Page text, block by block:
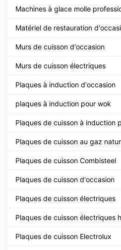
Machines à glace molle
Matériel de restauration
Murs de cuisson d'occasion
Murs de cuisson électriques
Plaques à induction d'occasion
plaques à induction pour wok
Plaques de cuisson à induction
Plaques de cuisson au gaz
Plaques de cuisson Combisteel
Plaques de cuisson d'occasion
Plaques de cuisson électriques
Plaques de cuisson électriques
Plaques de cuisson Electrolux